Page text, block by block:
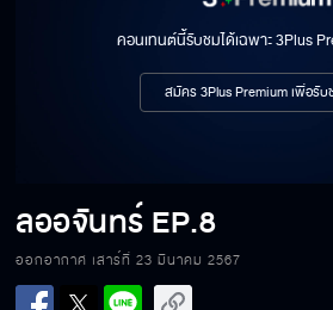
คอนเทนต์นี้รับชมได้เฉพาะ 3Plus
สมัคร 3Plus Premium เพื่อรั
ลออจันทร์EP.8
ออกอากาศ เสาร์ที่ 23 มีนาคม 2567
ลออจันทร์ EP.8[1/6]